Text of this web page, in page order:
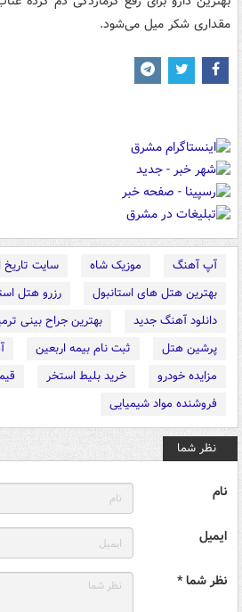
مقداری شکر میل می‌شود.
آپ آهنگ موزیک شاه
سایت تاریخ
بهترین هتل های استانبول
رزرو هتل
دانلود آهنگ جدید
بهترین جراح بینی
پرشین هتل
ثبت نام بیمه اربعین
مزایده خودرو
خرید بلیط استخر
فروشنده مواد شیمیایی
نظر شما
نام
ایمیل
نظر شما *